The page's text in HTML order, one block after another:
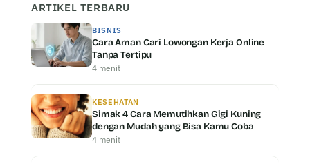
ARTIKEL TERBARU
BISNIS
Cara Aman Cari Lowongan Kerja Online
Tanpa Tertipu
4 menit
KESEHATAN
Simak 4 Cara Memutihkan Gigi Kuning
dengan Mudah yang Bisa Kamu Coba
4 menit